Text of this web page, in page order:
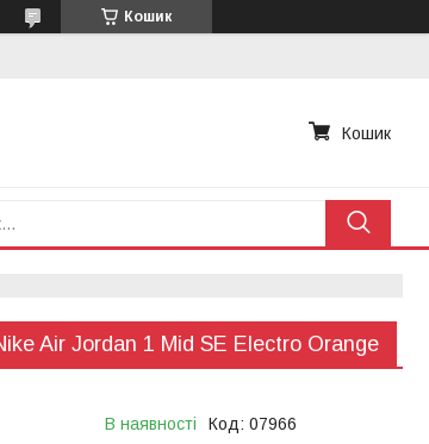
Кошик
Кошик
Air Jordan 1 Mid SE Electro Orange
В наявності Код: 07966